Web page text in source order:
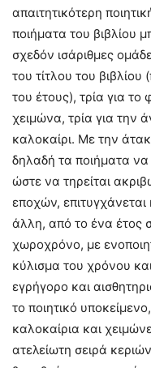
απαιτητικότερη
ποιήματα του βιβλίου
σχεδόν ισάριθμες
του τίτλου του βιβλίου
του έτους), τρία για
χειμώνα, τρία για την
καλοκαίρι. Με την
δηλαδή τα ποιήματα να
ώστε να τηρείται
εποχών,
άλλη, από το ένα έτος
χωροχρόνο, με
κύλισμα του χρόνου
εγρήγορο και
το ποιητικό
καλοκαίρια και
ατελείωτη σειρά